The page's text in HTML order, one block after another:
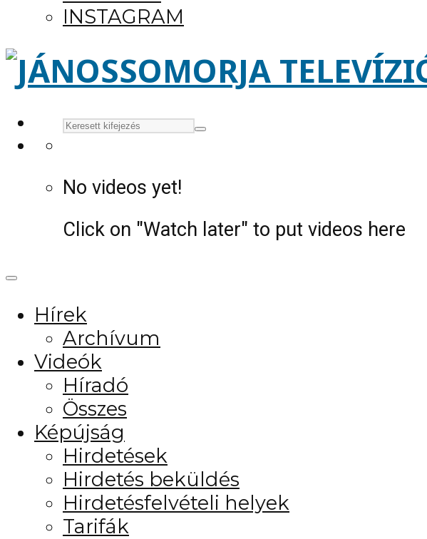
INSTAGRAM
No videos yet!
Click on "Watch later" to put videos here
Hírek
Archívum
Videók
Híradó
Összes
Képújság
Hirdetések
Hirdetés beküldés
Hirdetésfelvételi helyek
Tarifák